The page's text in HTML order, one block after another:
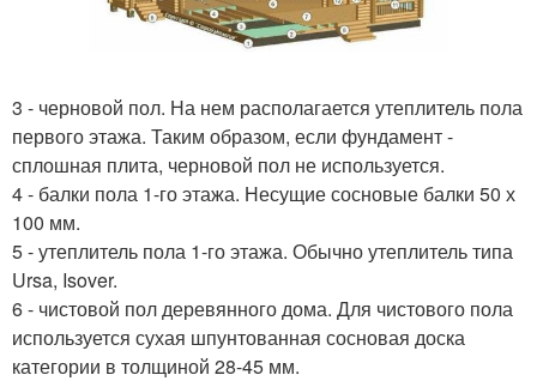
3 - черновой пол. На нем располагается утеплитель пола
первого этажа. Таким образом, если фундамент -
сплошная плита, черновой пол не используется.
4 - балки пола 1-го этажа. Несущие сосновые балки 50 х
100 мм.
5 - утеплитель пола 1-го этажа. Обычно утеплитель типа
Ursa, Isover.
6 - чистовой пол деревянного дома. Для чистового пола
используется сухая шпунтованная сосновая доска
категории в толщиной 28-45 мм.